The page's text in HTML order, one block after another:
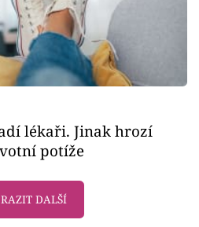
lékaři. Jinak hrozí
potíže
DALŠÍ